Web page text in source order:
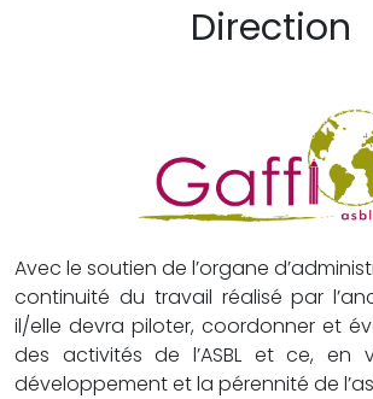
Direction
Avec le soutien de l’organe
continuité du travail réalisé par
il/elle devra piloter, coordonner et
des activités de l’ASBL et ce, en
développement et la pérennité de